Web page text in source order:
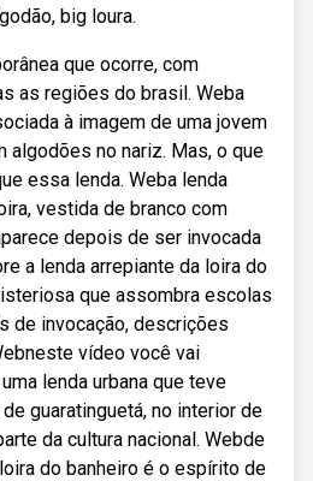
big loura.
que ocorre, com
as regiões do brasil. Weba
à imagem de uma jovem
algodões no nariz. Mas, o que
essa lenda. Weba lenda
vestida de branco com
depois de ser invocada
a lenda arrepiante da loira do
que assombra escolas
de invocação, descrições
vídeo você vai
lenda urbana que teve
guaratinguetá, no interior de
da cultura nacional. Webde
do banheiro é o espírito de